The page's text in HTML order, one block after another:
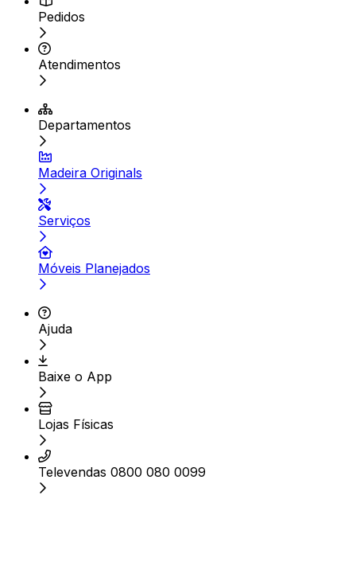
Pedidos
Atendimentos
Departamentos
Madeira Originals
Serviços
Móveis Planejados
Ajuda
Baixe o App
Lojas Físicas
Televendas 0800 080 0099